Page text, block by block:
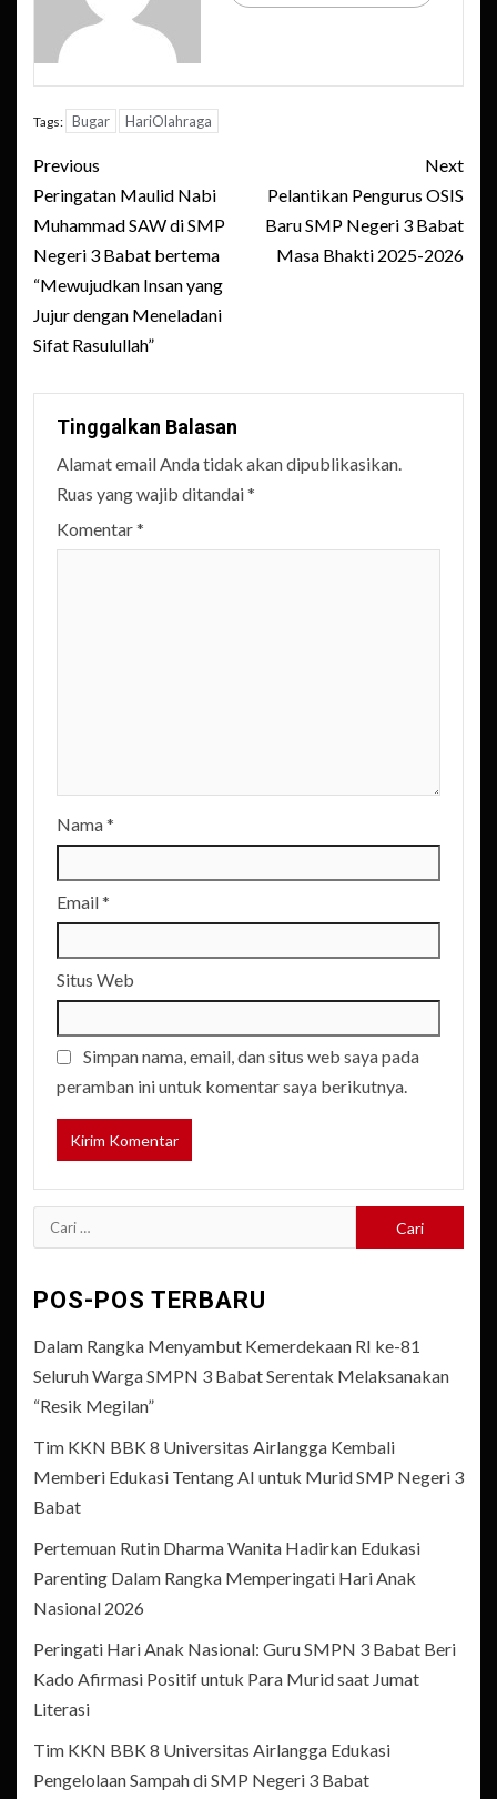
Tags: Bugar HariOlahraga
Post
navigation
Previous
Peringatan Maulid Nabi
Muhammad SAW di SMP
Negeri 3 Babat bertema
“Mewujudkan Insan yang
Jujur dengan Meneladani
Sifat Rasulullah”
Next
Pelantikan Pengurus OSIS
Baru SMP Negeri 3 Babat
Masa Bhakti 2025-2026
Tinggalkan Balasan
Alamat email Anda tidak akan dipublikasikan.
Ruas yang wajib ditandai*
Komentar*
Nama*
Email*
Situs Web
Simpan nama, email, dan situs web saya pada
peramban ini untuk komentar saya berikutnya.
Cari
untuk:
POS-POS TERBARU
Dalam Rangka Menyambut Kemerdekaan RI ke-81
Seluruh Warga SMPN 3 Babat Serentak Melaksanakan
“Resik Megilan”
Tim KKN BBK 8 Universitas Airlangga Kembali
Memberi Edukasi Tentang AI untuk Murid SMP Negeri 3
Babat
Pertemuan Rutin Dharma Wanita Hadirkan Edukasi
Parenting Dalam Rangka Memperingati Hari Anak
Nasional 2026
Peringati Hari Anak Nasional: Guru SMPN 3 Babat Beri
Kado Afirmasi Positif untuk Para Murid saat Jumat
Literasi
Tim KKN BBK 8 Universitas Airlangga Edukasi
Pengelolaan Sampah di SMP Negeri 3 Babat